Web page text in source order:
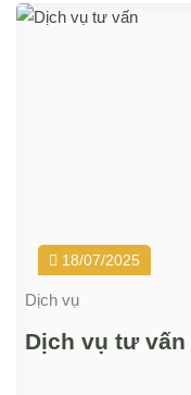
18/07/2025
Dịch vụ
Dịch vụ tư vấn